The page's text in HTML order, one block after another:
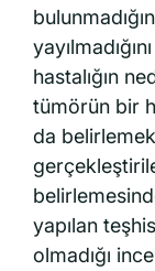
hastalığın
tümörün bir
da
yapılan
olmadığı